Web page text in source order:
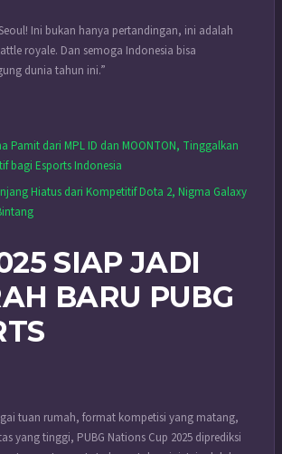
Ini bukan hanya pertandingan, ini adalah
royale. Dan semoga Indonesia bisa
dunia tahun ini.”
Pamit dari MPL ID dan MOONTON, Tinggalkan
bagi Esports Indonesia
Hiatus dari Kompetitif Dota 2, Nigma Galaxy
SIAP JADI
BARU PUBG
tuan rumah, format kompetisi yang matang,
yang tinggi, PUBG Nations Cup 2025 diprediksi